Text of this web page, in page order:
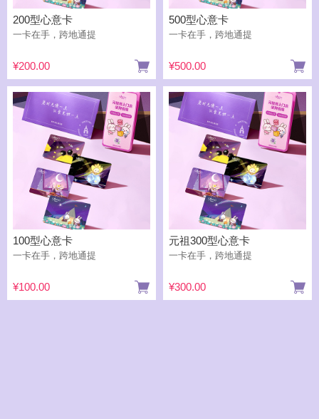
200型心意卡
一卡在手，跨地通提
¥200.00
500型心意卡
一卡在手，跨地通提
¥500.00
100型心意卡
一卡在手，跨地通提
¥100.00
元祖300型心意卡
一卡在手，跨地通提
¥300.00